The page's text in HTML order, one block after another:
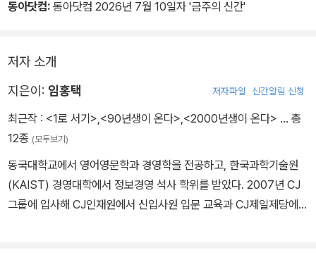
동아닷컴: 동아닷컴 2026년 7월 10일자 '금주의 신간'
저자 소개
지은이: 임홍택 저자파일 신간알림 신청
최근작 : <1로 서기>,<90년생이 온다>,<2000년생이 온다> … 총
12종 (모두보기)
동국대학교에서 영어영문학과 경영학을 전공하고, 한국과학기술원
(KAIST) 경영대학에서 정보경영 석사 학위를 받았다. 2007년 CJ
그룹에 입사해 CJ인재원에서 신입사원 입문 교육과 CJ제일제당에서